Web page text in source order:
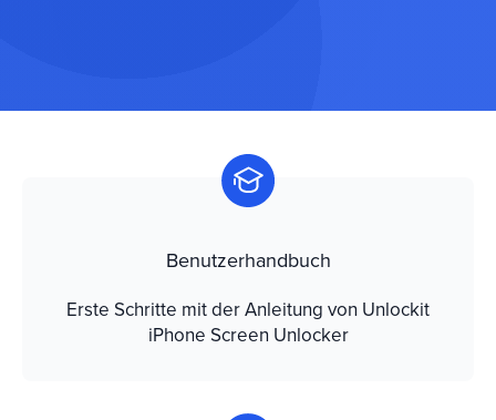
Benutzerhandbuch
Erste Schritte mit der Anleitung von Unlockit
iPhone Screen Unlocker